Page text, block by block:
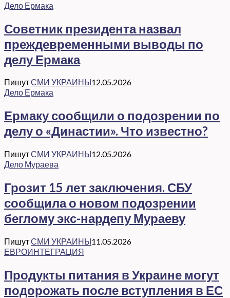
Дело Ермака
Советник президента назвал
преждевременными выводы по
делу Ермака
ПишутСМИ УКРАИНЫ12.05.2026
Дело Ермака
Ермаку сообщили о подозрении по
делу о «Династии». Что известно?
ПишутСМИ УКРАИНЫ12.05.2026
Дело Мураева
Грозит 15 лет заключения. СБУ
сообщила о новом подозрении
беглому экс-нардепу Мураеву
ПишутСМИ УКРАИНЫ11.05.2026
ЕВРОИНТЕГРАЦИЯ
Продукты питания в Украине могут
подорожать после вступления в ЕС